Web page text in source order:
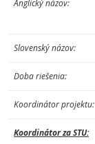
Anglický názov:
Slovenský názov:
Doba riešenia:
Koordinátor projektu:
Koordinátor za STU: